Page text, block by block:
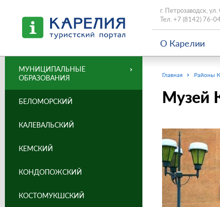
г. Петрозаводск,
Тел. +7 (8142) 76-
О Карелии
Главная Районы
Музей
МУНИЦИПАЛЬНЫЕ
ОБРАЗОВАНИЯ
БЕЛОМОРСКИЙ
КАЛЕВАЛЬСКИЙ
КЕМСКИЙ
КОНДОПОЖСКИЙ
КОСТОМУКШСКИЙ